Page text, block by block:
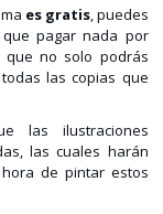
es gratis, puedes
pagar nada por
que no solo podrás
las copias que
las ilustraciones
las cuales harán
de pintar estos